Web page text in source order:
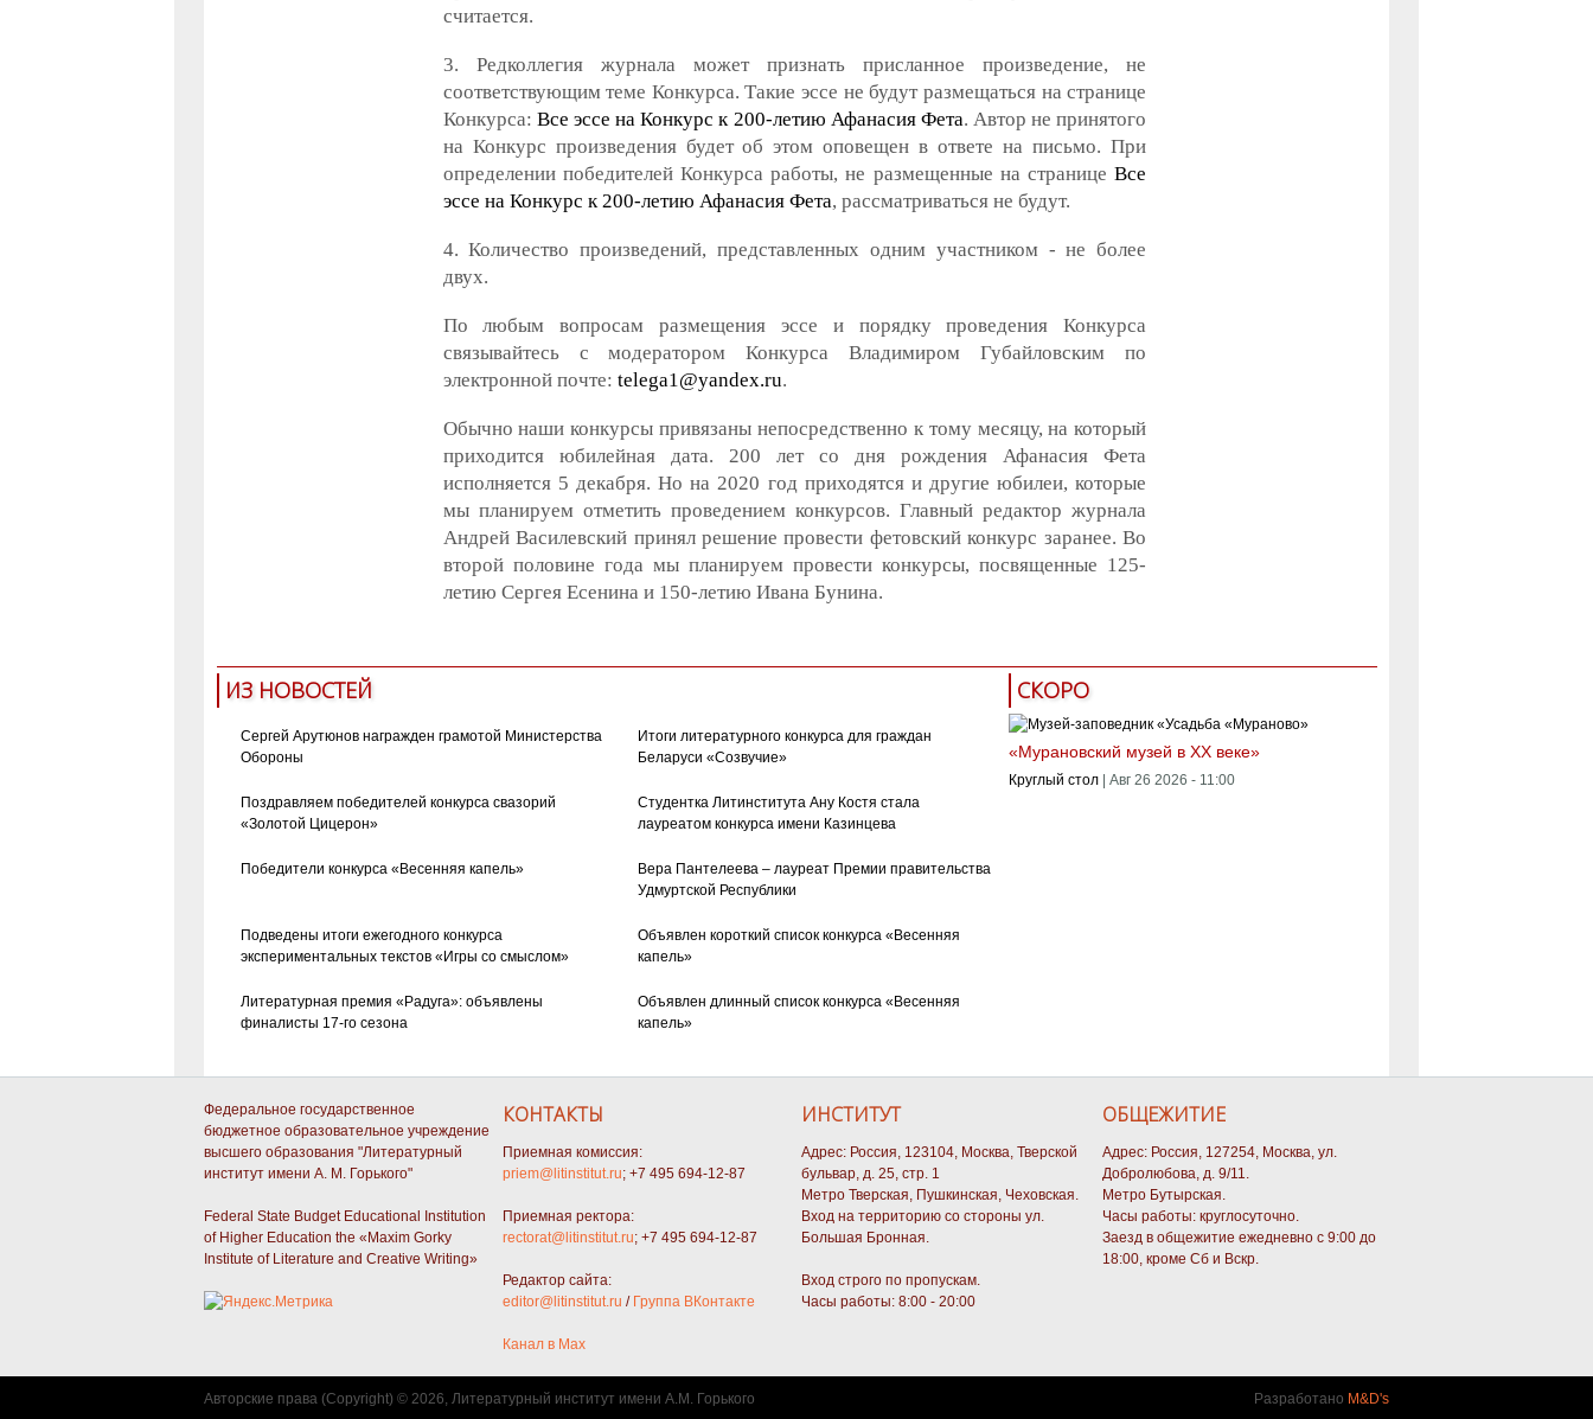
считается.
3. Редколлегия журнала может признать присланное произведение, не
соответствующим теме Конкурса. Такие эссе не будут размещаться на странице
Конкурса: Все эссе на Конкурс к 200-летию Афанасия Фета. Автор не принятого
на Конкурс произведения будет об этом оповещен в ответе на письмо. При
определении победителей Конкурса работы, не размещенные на страницеВсе
эссе на Конкурс к 200-летию Афанасия Фета, рассматриваться не будут.
4. Количество произведений, представленных одним участником - не более
двух.
По любым вопросам размещения эссе и порядку проведения Конкурса
связывайтесь с модератором Конкурса Владимиром Губайловским по
электронной почте: telega1@yandex.ru.
Обычно наши конкурсы привязаны непосредственно к тому месяцу, на который
приходится юбилейная дата. 200 лет со дня рождения Афанасия Фета
исполняется 5 декабря. Но на 2020 год приходятся и другие юбилеи, которые
мы планируем отметить проведением конкурсов. Главный редактор журнала
Андрей Василевский принял решение провести фетовский конкурс заранее. Во
второй половине года мы планируем провести конкурсы, посвященные 125-
летию Сергея Есенина и 150-летию Ивана Бунина.
ИЗ НОВОСТЕЙ
Сергей Арутюнов награжден грамотой Министерства
Обороны
Итоги литературного конкурса для граждан
Беларуси «Созвучие»
Поздравляем победителей конкурса свазорий
«Золотой Цицерон»
Студентка Литинститута Ану Костя стала
лауреатом конкурса имени Казинцева
Победители конкурса «Весенняя капель»
Вера Пантелеева – лауреат Премии правительства
Удмуртской Республики
Подведены итоги ежегодного конкурса
экспериментальных текстов «Игры со смыслом»
Объявлен короткий список конкурса «Весенняя
капель»
Литературная премия «Радуга»: объявлены
финалисты 17-го сезона
Объявлен длинный список конкурса «Весенняя
капель»
СКОРО
«Мурановский музей в XX веке»
Круглый стол Авг 26 2026 - 11:00
Федеральное государственное
бюджетное образовательное учреждение
высшего образования "Литературный
институт имени А. М. Горького"
Federal State Budget Educational Institution
of Higher Education the «Maxim Gorky
Institute of Literature and Creative Writing»
КОНТАКТЫ
Приемная комиссия:
priem@litinstitut.ru; +7 495 694-12-87
Приемная ректора:
rectorat@litinstitut.ru; +7 495 694-12-87
Редактор сайта:
editor@litinstitut.ru / Группа ВКонтакте
Канал в Max
ИНСТИТУТ
Адрес: Россия, 123104, Москва, Тверской
бульвар, д. 25, стр. 1
Метро Тверская, Пушкинская, Чеховская.
Вход на территорию со стороны ул.
Большая Бронная.
Вход строго по пропускам.
Часы работы: 8:00 - 20:00
ОБЩЕЖИТИЕ
Адрес: Россия, 127254, Москва, ул.
Добролюбова, д. 9/11.
Метро Бутырская.
Часы работы: круглосуточно.
Заезд в общежитие ежедневно с 9:00 до
18:00, кроме Сб и Вскр.
Авторские права (Copyright) © 2026, Литературный институт имени А.М. Горького Разработано M&D's